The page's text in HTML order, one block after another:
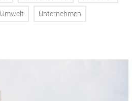
Umwelt Unternehmen